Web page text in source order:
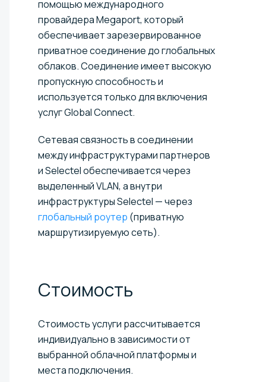
помощью международного
провайдера Megaport, который
обеспечивает зарезервированное
приватное соединение до глобальных
облаков. Соединение имеет высокую
пропускную способность и
используется только для включения
услуг Global Connect.
Сетевая связность в соединении
между инфраструктурами партнеров
и Selectel обеспечивается через
выделенный VLAN, а внутри
инфраструктуры Selectel — через
глобальный роутер (приватную
маршрутизируемую сеть).
Стоимость
Стоимость услуги рассчитывается
индивидуально в зависимости от
выбранной облачной платформы и
места подключения.